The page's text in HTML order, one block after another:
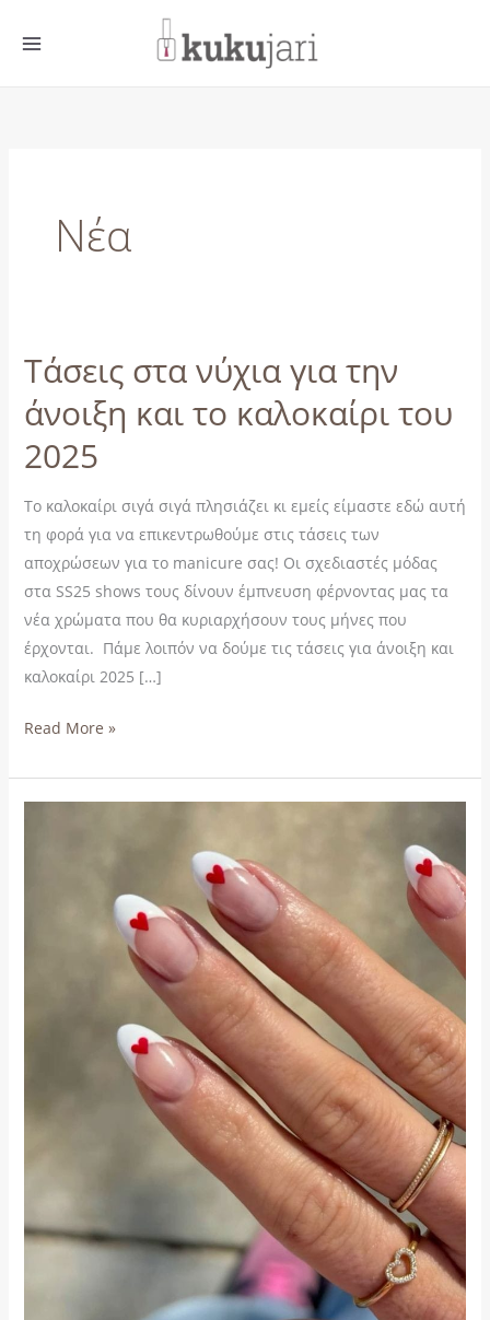
στο
Νέα
Τάσεις στα νύχια για την
άνοιξη και το καλοκαίρι του
2025
Το καλοκαίρι σιγά σιγά πλησιάζει κι εμείς είμαστε εδώ αυτή
τη φορά για να επικεντρωθούμε στις τάσεις των
αποχρώσεων για το manicure σας! Οι σχεδιαστές μόδας
στα SS25 shows τους δίνουν έμπνευση φέρνοντας μας τα
νέα χρώματα που θα κυριαρχήσουν τους μήνες που
έρχονται. Πάμε λοιπόν να δούμε τις τάσεις για άνοιξη και
καλοκαίρι 2025 […]
Τάσεις
στα
νύχια
για
την
άνοιξη
και
το
καλοκαίρι
του
2025
Read More »